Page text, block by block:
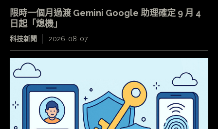
限時一個月過渡 Gemini Google 助理確定 9 月 4
日起「熄機」
科技新聞 2026-08-07